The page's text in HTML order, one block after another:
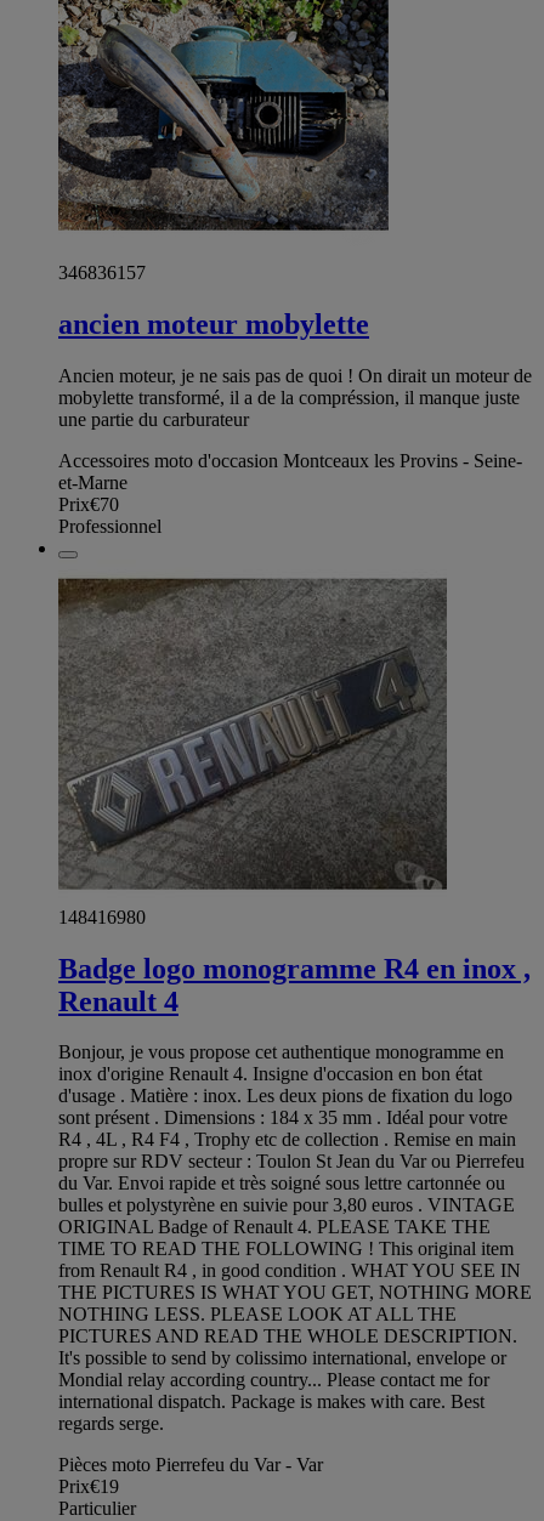
346836157
ancien moteur mobylette
Ancien moteur, je ne sais pas de quoi ! On dirait un moteur de
mobylette transformé, il a de la compréssion, il manque juste
une partie du carburateur
Accessoires moto d'occasion Montceaux les Provins - Seine-
et-Marne
Prix€70
Professionnel
148416980
Badge logo monogramme R4 en inox ,
Renault 4
Bonjour, je vous propose cet authentique monogramme en
inox d'origine Renault 4. Insigne d'occasion en bon état
d'usage . Matière : inox. Les deux pions de fixation du logo
sont présent . Dimensions : 184 x 35 mm . Idéal pour votre
R4 , 4L , R4 F4 , Trophy etc de collection . Remise en main
propre sur RDV secteur : Toulon St Jean du Var ou Pierrefeu
du Var. Envoi rapide et très soigné sous lettre cartonnée ou
bulles et polystyrène en suivie pour 3,80 euros . VINTAGE
ORIGINAL Badge of Renault 4. PLEASE TAKE THE
TIME TO READ THE FOLLOWING ! This original item
from Renault R4 , in good condition . WHAT YOU SEE IN
THE PICTURES IS WHAT YOU GET, NOTHING MORE
NOTHING LESS. PLEASE LOOK AT ALL THE
PICTURES AND READ THE WHOLE DESCRIPTION.
It's possible to send by colissimo international, envelope or
Mondial relay according country... Please contact me for
international dispatch. Package is makes with care. Best
regards serge.
Pièces moto Pierrefeu du Var - Var
Prix€19
Particulier